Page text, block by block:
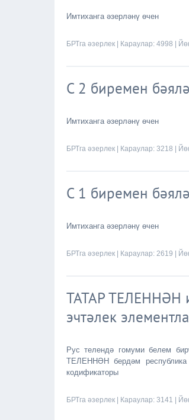
Имтиханга әзерләнү өчен
БРТга әзерлек | Караулар: 4998 |
С 2 биремен
Имтиханга әзерләнү өчен
БРТга әзерлек | Караулар: 3218 |
С 1 биремен
Имтиханга әзерләнү өчен
БРТга әзерлек | Караулар: 2619 |
ТАТАР ТЕЛЕННӘН
эчтәлек
Рус телендә гомуми белем
ТЕЛЕННӘН бердәм республика
кодификаторы
БРТга әзерлек | Караулар: 3141 |